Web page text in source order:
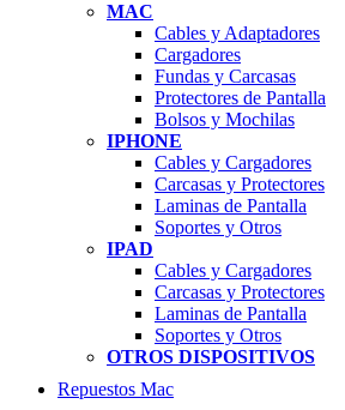
MAC
Cables y Adaptadores
Cargadores
Fundas y Carcasas
Protectores de Pantalla
Bolsos y Mochilas
IPHONE
Cables y Cargadores
Carcasas y Protectores
Laminas de Pantalla
Soportes y Otros
IPAD
Cables y Cargadores
Carcasas y Protectores
Laminas de Pantalla
Soportes y Otros
OTROS DISPOSITIVOS
Repuestos Mac